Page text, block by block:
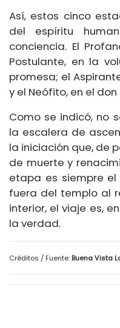
Así, estos cinco
del espíritu
conciencia. El
Postulante, en la
promesa; el
y el Neófito, en el
Como se indicó, no
la escalera de
la iniciación que, de
de muerte y
etapa es siempre
fuera del templo al
interior, el viaje es,
la verdad.
Créditos / Fuente:Buena Vista